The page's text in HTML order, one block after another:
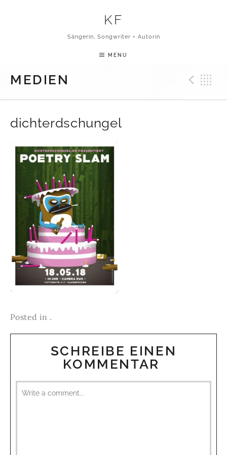
KF
Sängerin, Songwriter + Autorin
MENU
MEDIEN
dichterdschungel
Posted in .
SCHREIBE EINEN
KOMMENTAR